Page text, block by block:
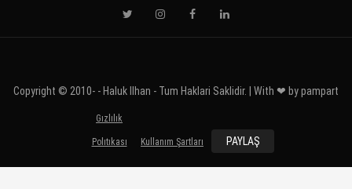
Copyright © 2010- - Haluk Ilhan - Tum Haklari Saklidir. | With ❤ bypampart
Gızlılık
Polıtıkası Kullanım Şartları PAYLAŞ